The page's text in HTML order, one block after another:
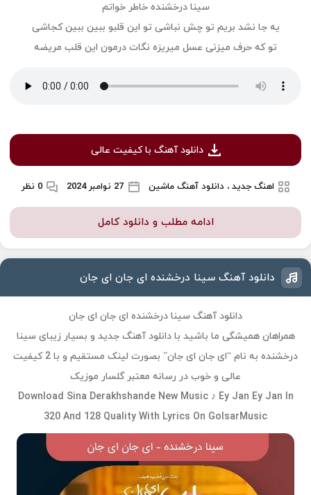
سینا درخشنده خاطر خواتم
یه جا نشد بریم تو چش نباشی تو این قلبو ببین ببین کجاشی
تو که حرف میزنی عسل میریزه نگات درمون این قلب مریضه
دانلود آهنگ با کیفیت عالی
اهنگ جدید ، دانلود آهنگ ماشین 27 نوامبر 2024 0 نظر
ادامه مطلب و دانلود کامل
دانلود آهنگ سینا درخشنده ای جان ای جان
دانلود آهنگ سینا درخشنده ای جان ای جان
همراهان همیشگی ما باشید با دانلود آهنگ جدید و بسیار زیبای سینا
درخشنده به نام “ای جان ای جان” بصورت لینک مستقیم و با 2 کیفیت
عالی و خوب در رسانه معتبر گلسار موزیک
Download Sina Derakhshande New Music ♪ Ey Jan Ey Jan In
320 And 128 Quality With Lyrics On GolsarMusic